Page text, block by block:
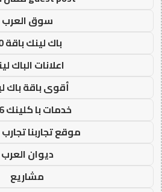
سوق العرب
باك لينك باقة 20
اعلانات الباك
أقوى باقة باك
خدمات با كلينك 2026
موقع تجاربنا تجارب
ديوان العرب
مشاريع